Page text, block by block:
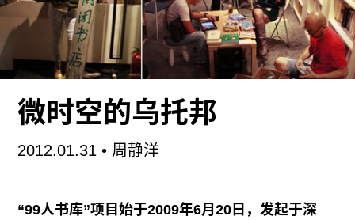
作战或反战，战争是好还是坏。当我的朋友告诉我
他努力修复情感所面临的沟壑时，我觉得我还错过
另一种故事。
写剧本时，我见了很多女军人。她们彼此很不一
样，所以女军人并没有什么固定的典型形象。琳达
（Linda Cardellini）的角色很特别：克里（Kelli）
“军人回家”类型的影片一般都用闪回的手法，将人
微时空的乌托邦
2012.01.31• 周静洋
“99人书库”项目始于2009年6月20日，发起于深